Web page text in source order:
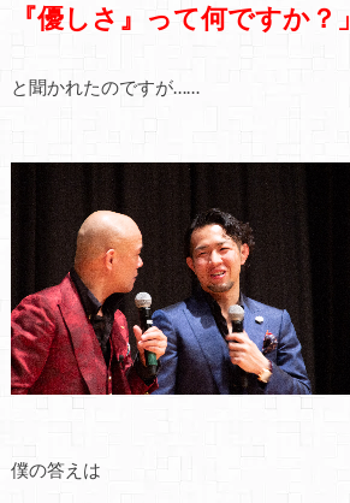
『優しさ』って何ですか？」
と聞かれたのですが……
僕の答えは